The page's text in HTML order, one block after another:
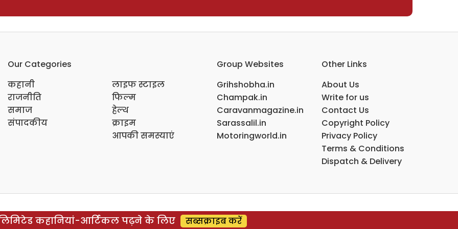
Our Categories
कहानी
राजनीति
समाज
संपादकीय
लाइफ स्टाइल
फिल्म
हेल्थ
क्राइम
आपकी समस्याएं
Group Websites
Grihshobha.in
Champak.in
Caravanmagazine.in
Sarassalil.in
Motoringworld.in
Other Links
About Us
Write for us
Contact Us
Copyright Policy
Privacy Policy
Terms & Conditions
Dispatch & Delivery
कहानियां-आर्टिकल पढ़ने के लिए सब्सक्राइब करें